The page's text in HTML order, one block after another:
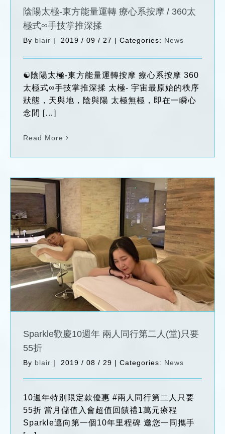
陰陽太極-東方能量運轉 療心系按摩 / 360太
極式∞手技掌推深揉
By blair | 2019 / 09 / 27 | Categories: News
☯️陰陽太極-東方能量運轉按摩 療心系按摩 360
太極式∞手技掌推深揉 太極- 宇宙最原始的秩序
狀態，天與地，陰與陽 太極無極，即在一瞬心
念間 […]
Read More
Sparkle歡慶10週年 兩人同行第二人(堂)只
要55折
News
Sparkle歡慶10週年 兩人同行第二人(堂)只要
55折
By blair | 2019 / 08 / 29 | Categories: News
10週年特別限定款優惠 #兩人同行第二人只要
55折 當月儲值入會超值回饋禮1萬元療程
Sparkle邁向第一個10年里程碑 邀您一同攜手